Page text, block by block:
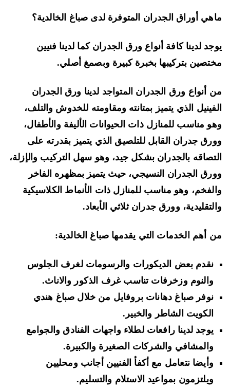
أوراق الجدران المتوفرة لدى صباغ الخالدية؟
لدينا كافة أنواع ورق الجدران كما لدينا فنيين
بتركيبها بخبرة كبيرة وبصمغ أصلي.
أنواع ورق الجدران المتواجد لدينا ورق الجدران
الذي يتميز بمتانته ومقاومته للخدوش والتلف،
مناسب للمنازل ذات الحيوانات الأليفة والأطفال،
جدران القابل للتلصيق الذي يتميز بقدرته على
بالجدران بشكل جيد، وهو سهل التركيب والإزلة،
الجدران النسيجي، حيث يتميز بمظهره الفاخر
وهو مناسب للمنازل ذات الأنماط الكلاسيكية
وورق جدران ثلاثي الأبعاد.
أهم الخدمات التي يقدمها صباغ الخالدية:
نقدم بعض الديكورات والرسومات لغرف الجلوس
والنوم وزخرفات تناسب غرف الذكور والاناث.
نوفر صباغ دهانات بروفايل من خلال صباغ هندي
الكويت الشاطر والخبير.
يوجد لدينا رافعات لطلاء واجهات الفنادق والجوامع
والمشافي والشركات الصغيرة والكبيرة.
وأيضا نتعامل مع أكفأ الفنيين أجانب ومحليين
ويلتزمون بمواعيد الاستلام والتسليم.